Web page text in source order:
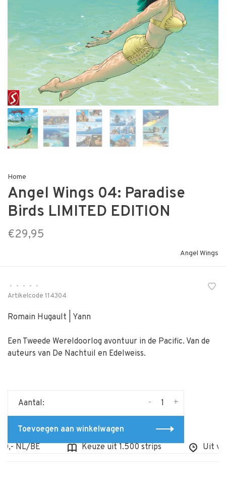
Home
Angel Wings 04: Paradise
Birds LIMITED EDITION
€29,95
Angel Wings
• • • •
•
Artikelcode 114304
Romain Hugault | Yann
Een Tweede Wereldoorlog avontuur in de Pacific. Van de
auteurs van De Nachtuil en Edelweiss.
Aantal: +
-
Toevoegen aan winkelwagen
NL/BE
Keuze uit 1.500 strips Uit